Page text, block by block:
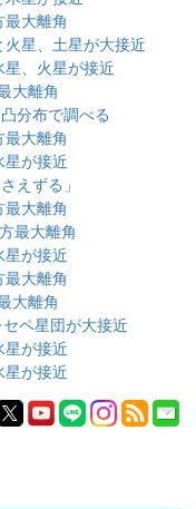
大離角
星、土星が大接近
、火星が接近
大離角
分布で調べる
大離角
が接近
えずる」
大離角
最大離角
が接近
大離角
大離角
ペ星団が大接近
が接近
が接近